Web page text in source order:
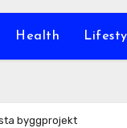
Health
byggprojekt